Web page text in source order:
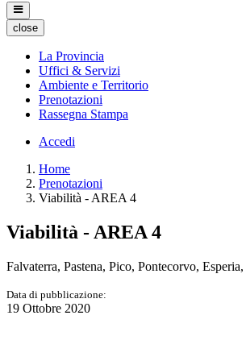
close
La Provincia
Uffici & Servizi
Ambiente e Territorio
Prenotazioni
Rassegna Stampa
Accedi
Home
Prenotazioni
Viabilità - AREA 4
Viabilità - AREA 4
Falvaterra, Pastena, Pico, Pontecorvo,
Data di pubblicazione:
19 Ottobre 2020